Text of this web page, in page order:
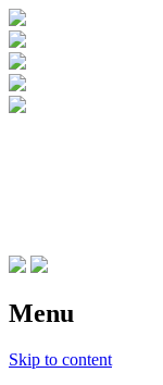
Menu
Skip to content